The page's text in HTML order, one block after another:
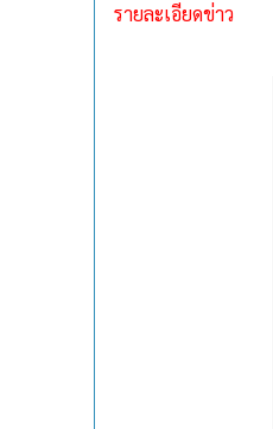
รายละเอียดข่าว